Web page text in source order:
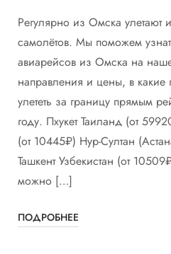
Регулярно из Омска улетают
самолётов. Мы поможем
авиарейсов из Омска на
направления и цены, в
улететь за границу прямым
году. Пхукет Таиланд (от
(от 10445₽) Нур-Султан
Ташкент Узбекистан (от
можно […]
ПОДРОБНЕЕ